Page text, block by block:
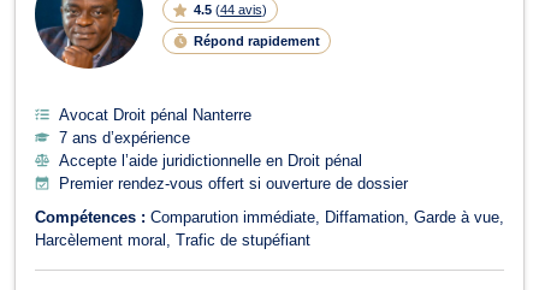
4.5 (44 avis)
Répond rapidement
E
Avocat Droit pénal Nanterre
7 ans d’expérience
Accepte l’aide juridictionnelle en Droit pénal
Premier rendez-vous offert si ouverture de dossier
Compétences : Comparution immédiate Diffamation Garde à vue
Harcèlement moral
Trafic de stupéfiant